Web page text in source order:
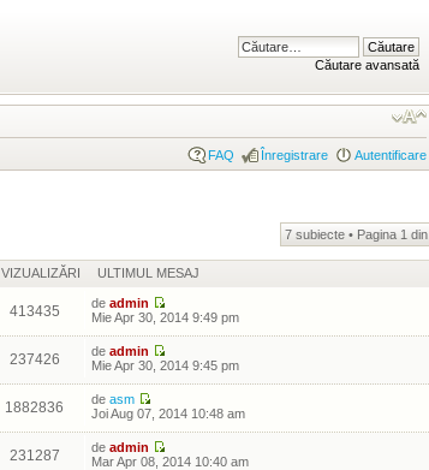
Căutare avansată
FAQ Înregistrare Autentificare
7 subiecte • Pagina 1 din
VIZUALIZĂRI ULTIMUL MESAJ
413435 de admin
Mie Apr 30, 2014 9:49 pm
237426 de admin
Mie Apr 30, 2014 9:45 pm
1882836 de asm
Joi Aug 07, 2014 10:48 am
231287 de admin
Mar Apr 08, 2014 10:40 am